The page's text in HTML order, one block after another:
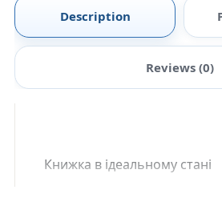
Description
Reviews (0)
Книжка в ідеальному стані